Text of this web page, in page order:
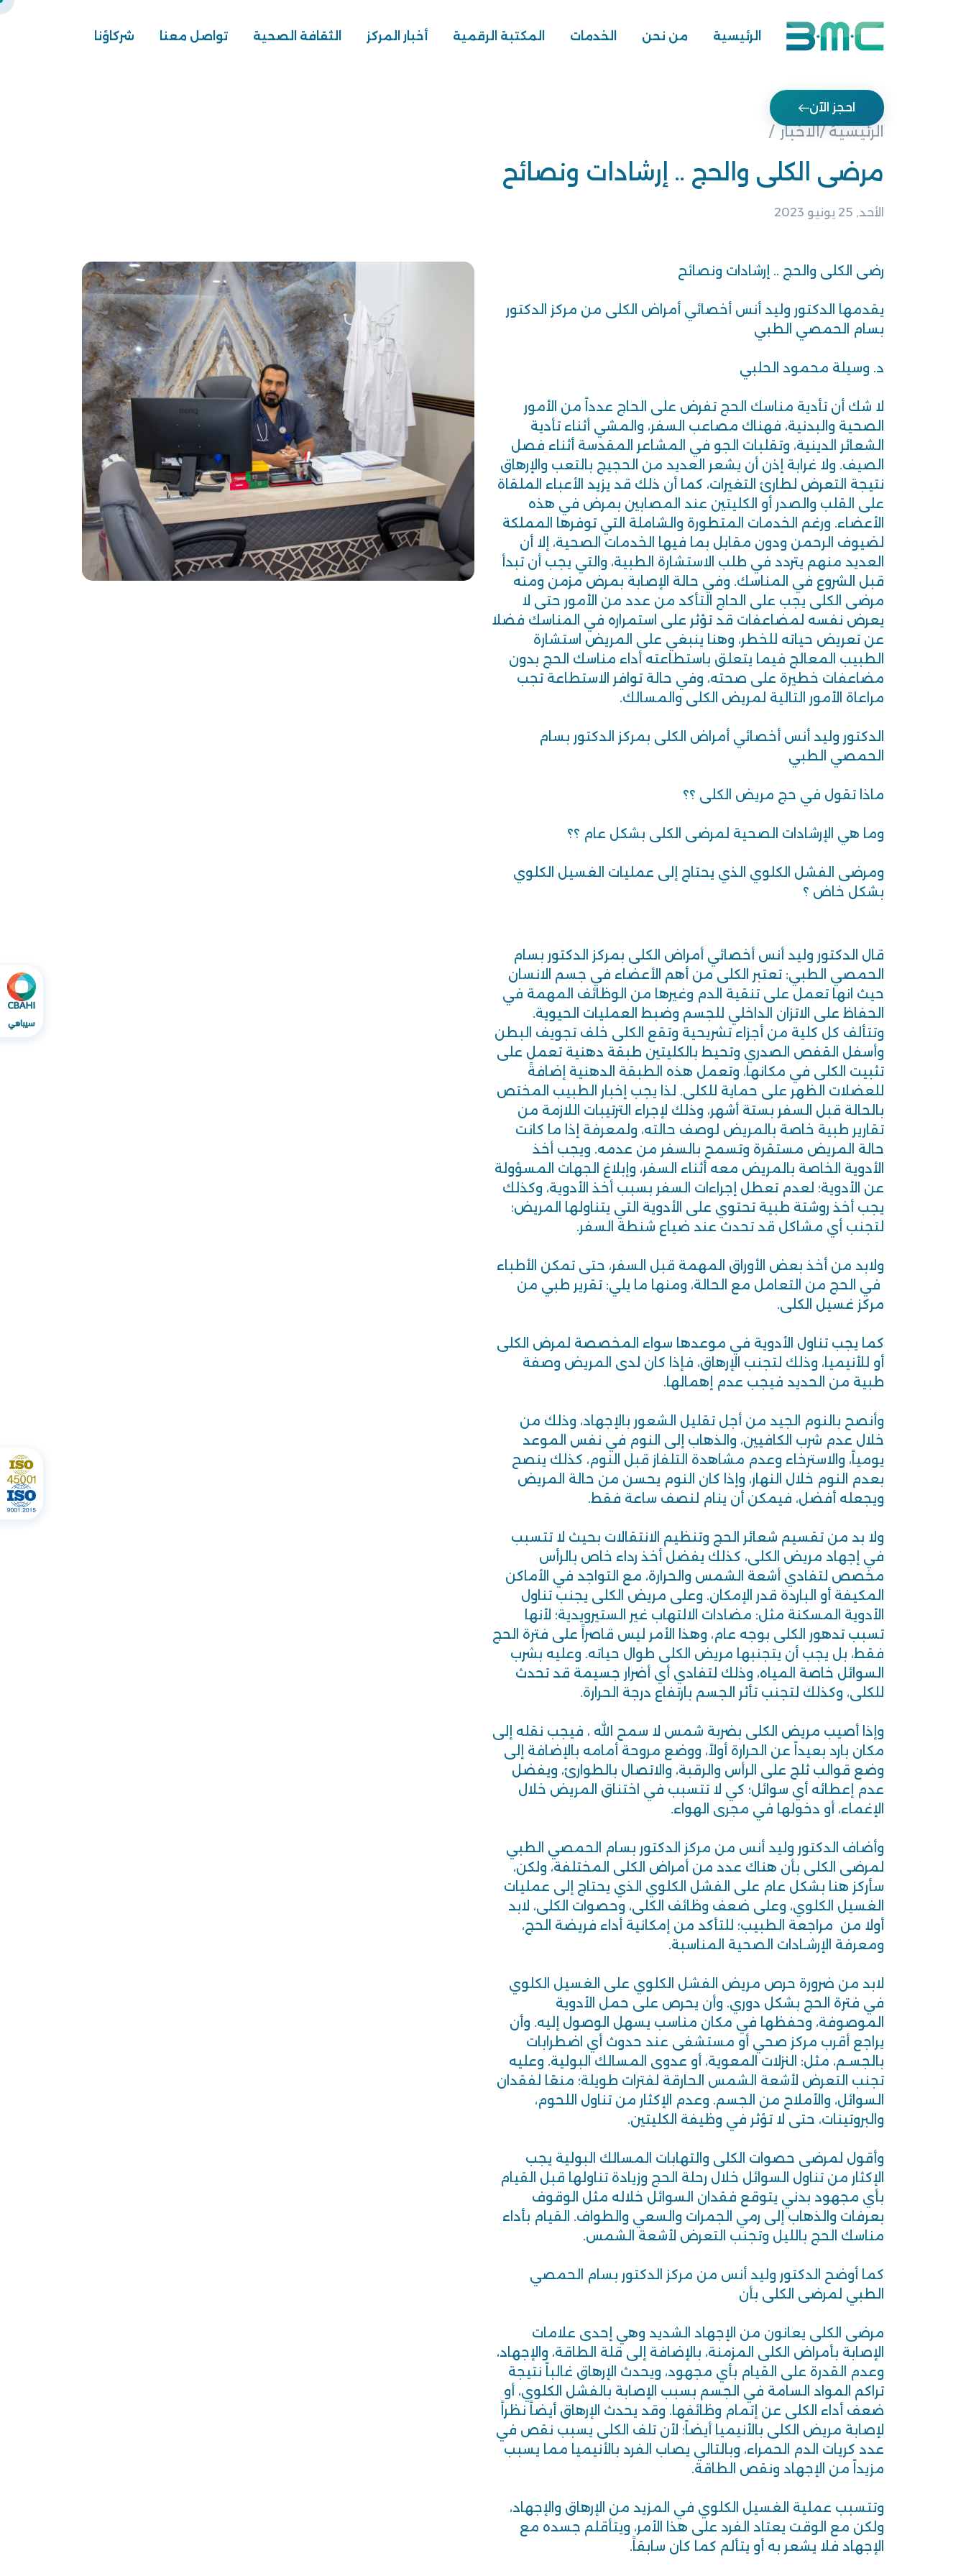
الرئيسية من نحن الخدمات المكتبة الرقمية أخبار المركز الثقافة الصحية تواصل معنا شركاؤنا
احجز الآن
الرئيسية /الاخبار
مرضى الكلى والحج .. إرشادات ونصائح
الأحد, 25 يونيو 2023
رضى الكلى والحج .. إرشادات ونصائح
يقدمها الدكتور وليد أنس أخصائي أمراض الكلى من مركز الدكتور
بسام الحمصي الطبي
د. وسيلة محمود الحلبي
لا شك أن تأدية مناسك الحج تفرض على الحاج عدداً من الأمور
الصحية والبدنية، فهناك مصاعب السفر، والمشي أثناء تأدية
الشعائر الدينية، وتقلبات الجو في المشاعر المقدسة أثناء فصل
الصيف. ولا غرابة إذن أن يشعر العديد من الحجيج بالتعب والإرهاق
نتيجة التعرض لطارئ التغيرات، كما أن ذلك قد يزيد الأعباء الملقاة
على القلب والصدر أو الكليتين عند المصابين بمرض في هذه
الأعضاء. ورغم الخدمات المتطورة والشاملة التي توفرها المملكة
لضيوف الرحمن ودون مقابل بما فيها الخدمات الصحية، إلا أن
العديد منهم يتردد في طلب الاستشارة الطبية، والتي يجب أن تبدأ
قبل الشروع في المناسك. وفي حالة الإصابة بمرض مزمن ومنه
مرضى الكلى يجب على الحاج التأكد من عدد من الأمور حتى لا
يعرض نفسه لمضاعفات قد تؤثر على استمراره في المناسك فضلا
عن تعريض حياته للخطر، وهنا ينبغي على المريض استشارة
الطبيب المعالج فيما يتعلق باستطاعته أداء مناسك الحج بدون
مضاعفات خطيرة على صحته، وفي حالة توافر الاستطاعة تجب
مراعاة الأمور التالية لمريض الكلى والمسالك.
الدكتور وليد أنس أخصائي أمراض الكلى بمركز الدكتور بسام
الحمصي الطبي
ماذا تقول في حج مريض الكلى ؟؟
وما هي الإرشادات الصحية لمرضى الكلى بشكل عام ؟؟
ومرضى الفشل الكلوي الذي يحتاج إلى عمليات الغسيل الكلوي
بشكل خاض ؟
قال الدكتور وليد أنس أخصائي أمراض الكلى بمركز الدكتور بسام
الحمصي الطبي: تعتبر الكلى من أهم الأعضاء في جسم الانسان
حيث انها تعمل على تنقية الدم وغيرها من الوظائف المهمة في
الحفاظ على الاتزان الداخلي للجسم وضبط العمليات الحيوية.
وتتألف كل كلية من أجزاء تشريحية وتقع الكلى خلف تجويف البطن
وأسفل القفص الصدري وتحيط بالكليتين طبقة دهنية تعمل على
تثبيت الكلى في مكانها، وتعمل هذه الطبقة الدهنية إضافةً
للعضلات الظهر على حماية للكلى. لذا يجب إخبار الطبيب المختص
بالحالة قبل السفر بستة أشهر، وذلك لإجراء الترتيبات اللازمة من
تقارير طبية خاصة بالمريض لوصف حالته، ولمعرفة إذا ما كانت
حالة المريض مستقرة وتسمح بالسفر من عدمه. ويجب أخذ
الأدوية الخاصة بالمريض معه أثناء السفر، وإبلاغ الجهات المسؤولة
عن الأدوية؛ لعدم تعطل إجراءات السفر بسبب أخذ الأدوية، وكذلك
يجب أخذ روشتة طبية تحتوي على الأدوية التي يتناولها المريض؛
لتجنب أي مشاكل قد تحدث عند ضياع شنطة السفر.
ولابد من أخذ بعض الأوراق المهمة قبل السفر، حتى تمكن الأطباء
في الحج من التعامل مع الحالة، ومنها ما يلي: تقرير طبي من
مركز غسيل الكلى.
كما يجب تناول الأدوية في موعدها سواء المخصصة لمرض الكلى
أو للأنيميا، وذلك لتجنب الإرهاق، فإذا كان لدى المريض وصفة
طبية من الحديد فيجب عدم إهمالها.
وأنصح بالنوم الجيد من أجل تقليل الشعور بالإجهاد، وذلك من
خلال عدم شرب الكافيين، والذهاب إلى النوم في نفس الموعد
يومياً، والاسترخاء وعدم مشاهدة التلفاز قبل النوم، كذلك ينصح
بعدم النوم خلال النهار، وإذا كان النوم يحسن من حالة المريض
ويجعله أفضل، فيمكن أن ينام لنصف ساعة فقط.
ولا بد من تقسيم شعائر الحج وتنظيم الانتقالات بحيث لا تتسبب
في إجهاد مريض الكلى، كذلك يفضل أخذ رداء خاص بالرأس
مخصص لتفادي أشعة الشمس والحرارة، مع التواجد في الأماكن
المكيفة أو الباردة قدر الإمكان. وعلى مريض الكلى يجنب تناول
الأدوية المسكنة مثل: مضادات الالتهاب غير الستيرويدية؛ لأنها
تسبب تدهور الكلى بوجه عام، وهذا الأمر ليس قاصراً على فترة الحج
فقط، بل يجب أن يتجنبها مريض الكلى طوال حياته. وعليه بشرب
السوائل خاصة المياه، وذلك لتفادي أي أضرار جسيمة قد تحدث
للكلى، وكذلك لتجنب تأثر الجسم بارتفاع درجة الحرارة.
وإذا أصيب مريض الكلى بضربة شمس لا سمح الله ، فيجب نقله إلى
مكان بارد بعيداً عن الحرارة أولاً، ووضع مروحة أمامه بالإضافة إلى
وضع قوالب ثلج على الرأس والرقبة، والاتصال بالطوارئ، ويفضل
عدم إعطائه أي سوائل؛ كي لا تتسبب في اختناق المريض خلال
الإغماء، أو دخولها في مجرى الهواء.
وأضاف الدكتور وليد أنس من مركز الدكتور بسام الحمصي الطبي
لمرضى الكلى بأن هناك عدد من أمراض الكلى المختلفة، ولكن،
سأركز هنا بشكل عام على الفشل الكلوي الذي يحتاج إلى عمليات
الغسيل الكلوي، وعلى ضعف وظائف الكلى، وحصوات الكلى، لابد
أولا من مراجعة الطبيب؛ للتأكد من إمكانية أداء فريضة الحج،
ومعرفة الإرشـادات الصحية المناسبة.
لابد من ضرورة حرص مريض الفشل الكلوي على الغسيل الكلوي
في فترة الحج بشكل دوري. وأن يحرص على حمل الأدوية
الموصوفة، وحفظها في مكان مناسب يسهل الوصول إليه. وأن
يراجع أقرب مركز صحي أو مستشفى عند حدوث أي اضطرابات
بالجسـم، مثل: النزلات المعوية، أو عدوى المسالك البولية. وعليه
تجنب التعرض لأشعة الشمس الحارقة لفترات طويلة؛ منعًا لفقدان
السوائل، والأملاح من الجسم. وعدم الإكثار من تناول اللحوم،
والبروتينات، حتى لا تؤثر في وظيفة الكليتين.
وأقول لمرضى حصوات الكلى والتهابات المسالك البولية يجب
الإكثار من تناول السوائل خلال رحلة الحج وزيادة تناولها قبل القيام
بأي مجهود بدني يتوقع فقدان السوائل خلاله مثل الوقوف
بعرفات والذهاب إلى رمي الجمرات والسعي والطواف. القيام بأداء
مناسك الحج بالليل وتجنب التعرض لأشعة الشمس.
كما أوضح الدكتور وليد أنس من مركز الدكتور بسام الحمصي
الطبي لمرضى الكلى بأن
مرضى الكلى يعانون من الإجهاد الشديد وهي إحدى علامات
الإصابة بأمراض الكلى المزمنة، بالإضافة إلى قلة الطاقة، والإجهاد،
وعدم القدرة على القيام بأي مجهود، ويحدث الإرهاق غالباً نتيجة
تراكم المواد السامة في الجسم بسبب الإصابة بالفشل الكلوي، أو
ضعف أداء الكلى عن إتمام وظائفها. وقد يحدث الإرهاق أيضاً نظراً
لإصابة مريض الكلى بالأنيميا أيضاً؛ لأن تلف الكلى يسبب نقص في
عدد كريات الدم الحمراء، وبالتالي يصاب الفرد بالأنيميا مما يسبب
مزيداً من الإجهاد ونقص الطاقة.
وتتسبب عملية الغسيل الكلوي في المزيد من الإرهاق والإجهاد،
ولكن مع الوقت يعتاد الفرد على هذا الأمر، ويتأقلم جسده مع
الإجهاد فلا يشعر به أو يتألم كما كان سابقاً.